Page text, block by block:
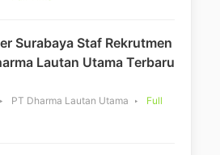
Surabaya Staf Rekrutmen
Lautan Utama Terbaru
PT Dharma Lautan Utama
Full